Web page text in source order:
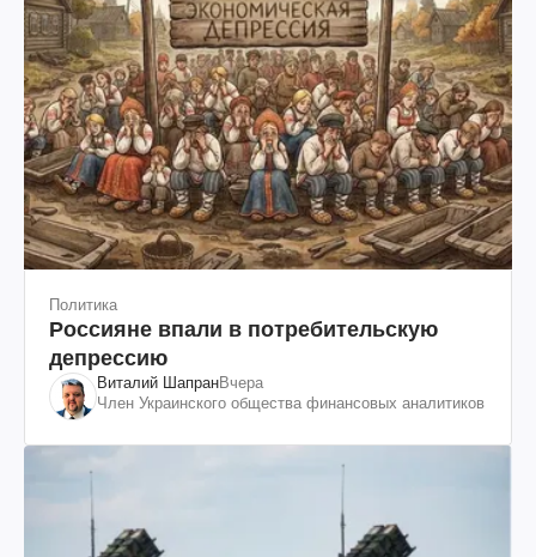
Политика
Россияне впали в потребительскую
депрессию
Виталий ШапранВчера
Член Украинского общества финансовых аналитиков